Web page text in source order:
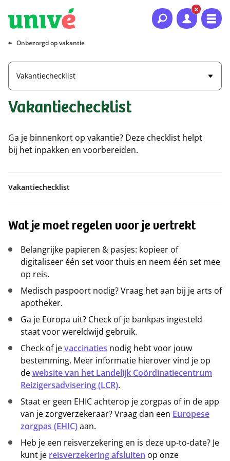
Naar hoofdinhoud
Naar hoofdnavigatie
Naar footer
Onbezorgd op vakantie
Vakantiechecklist
Vakantiechecklist
Ga je binnenkort op vakantie? Deze checklist helpt
bij het inpakken en voorbereiden.
Vakantiechecklist
Wat je moet regelen voor je vertrekt
Belangrijke papieren & pasjes: kopieer of
digitaliseer één set voor thuis en neem één set mee
op reis.
Medisch paspoort nodig? Vraag het aan bij je arts of
apotheker.
Ga je Europa uit? Check of je bankpas ingesteld
staat voor wereldwijd gebruik.
Check of jevaccinaties nodig hebt voor jouw
bestemming. Meer informatie hierover vind je op
dewebsite van het Landelijk Coördinatiecentrum
Reizigersadvisering (LCR).
Staat er geen EHIC achterop je zorgpas of in de app
van je zorgverzekeraar? Vraag dan een Europese
zorgpas (EHIC)aan.
Heb je een reisverzekering en is deze up-to-date? Je
kunt je reisverzekering afsluiten op onze